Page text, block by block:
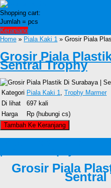
Shopping cart:
Jumlah = pcs
Keranjang
Home » Piala Kaki 1 » Grosir Piala
Grosir Piala
Sentral Trophy
Kategori Piala Kaki 1
Trophy Marmer
Di lihat
697 kali
Harga
Rp (hubungi cs)
Grosir Piala
Sentral